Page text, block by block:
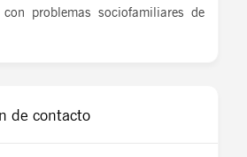
problemas sociofamiliares de
de contacto